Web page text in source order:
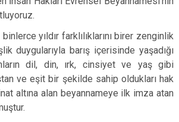
yıldır farklılıklarını birer zenginlik
duygularıyla barış içerisinde yaşadığı
dil, din, ırk, cinsiyet ve yaş gibi
ve eşit bir şekilde sahip oldukları hak
altına alan beyannameye ilk imza atan